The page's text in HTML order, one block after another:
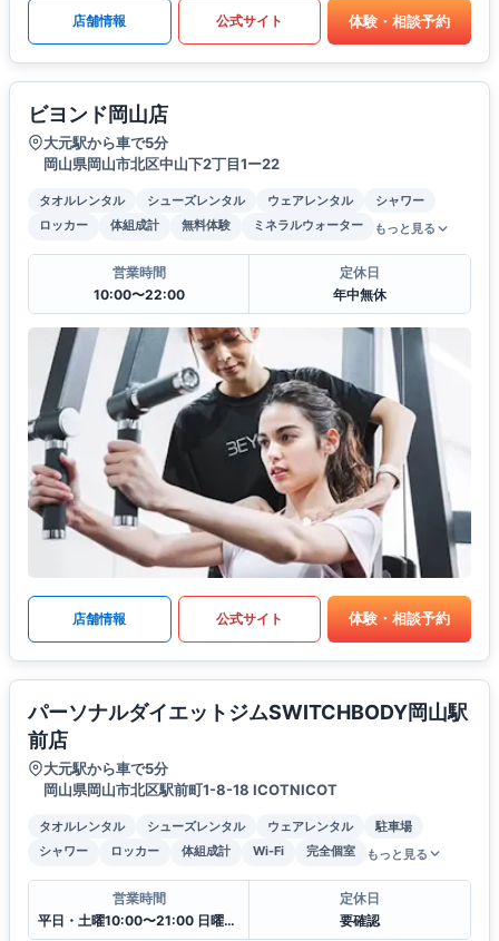
店舗情報 公式サイト 体験・相談予約
ビヨンド岡山店
大元駅から車で5分
岡山県岡山市北区中山下2丁目1ー22
タオルレンタル シューズレンタル ウェアレンタル
シャワー
ロッカー
体組成計 無料体験 ミネラルウォーター もっと見る
営業時間
10:00〜22:00
定休日
年中無休
店舗情報 公式サイト 体験・相談予約
パーソナルダイエットジムSWITCHBODY岡山駅
前店
大元駅から車で5分
岡山県岡山市北区駅前町1-8-18 ICOTNICOT
タオルレンタル シューズレンタル ウェアレンタル
駐車場
シャワー
ロッカー 体組成計 Wi-Fi 完全個室 もっと見る
営業時間
平日・土曜10:00〜21:00 日曜10:00〜18:00
定休日
要確認